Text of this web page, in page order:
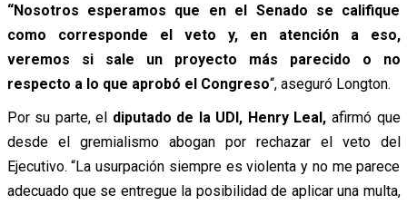
“Nosotros esperamos que en el Senado se califique
como corresponde el veto y, en atención a eso,
veremos si sale un proyecto más parecido o no
respecto a lo que aprobó el Congreso“, aseguró Longton.
Por su parte, el diputado de la UDI, Henry Leal, afirmó que
desde el gremialismo abogan por rechazar el veto del
Ejecutivo. “La usurpación siempre es violenta y no me parece
adecuado que se entregue la posibilidad de aplicar una multa,